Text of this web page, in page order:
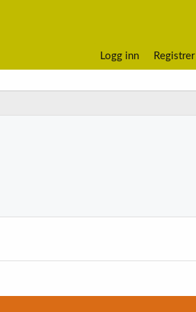
Logg inn Registrer